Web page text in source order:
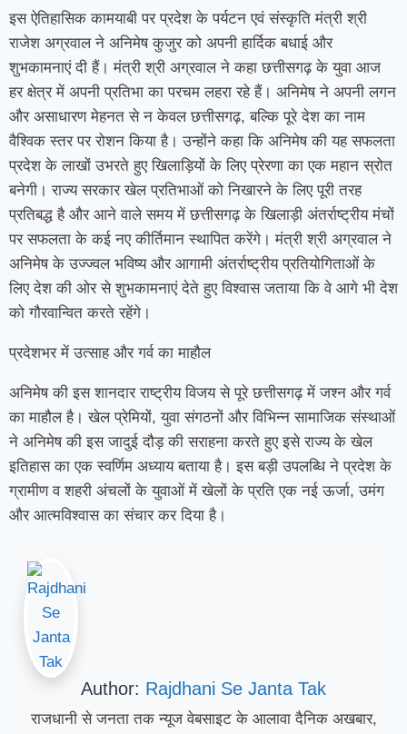
इस ऐतिहासिक कामयाबी पर प्रदेश के पर्यटन एवं संस्कृति मंत्री श्री
राजेश अग्रवाल ने अनिमेष कुजुर को अपनी हार्दिक बधाई और
शुभकामनाएं दी हैं। मंत्री श्री अग्रवाल ने कहा छत्तीसगढ़ के युवा आज
हर क्षेत्र में अपनी प्रतिभा का परचम लहरा रहे हैं। अनिमेष ने अपनी लगन
और असाधारण मेहनत से न केवल छत्तीसगढ़, बल्कि पूरे देश का नाम
वैश्विक स्तर पर रोशन किया है। उन्होंने कहा कि अनिमेष की यह सफलता
प्रदेश के लाखों उभरते हुए खिलाड़ियों के लिए प्रेरणा का एक महान स्रोत
बनेगी। राज्य सरकार खेल प्रतिभाओं को निखारने के लिए पूरी तरह
प्रतिबद्ध है और आने वाले समय में छत्तीसगढ़ के खिलाड़ी अंतर्राष्ट्रीय मंचों
पर सफलता के कई नए कीर्तिमान स्थापित करेंगे। मंत्री श्री अग्रवाल ने
अनिमेष के उज्ज्वल भविष्य और आगामी अंतर्राष्ट्रीय प्रतियोगिताओं के
लिए देश की ओर से शुभकामनाएं देते हुए विश्वास जताया कि वे आगे भी देश
को गौरवान्वित करते रहेंगे।
प्रदेशभर में उत्साह और गर्व का माहौल
अनिमेष की इस शानदार राष्ट्रीय विजय से पूरे छत्तीसगढ़ में जश्न और गर्व
का माहौल है। खेल प्रेमियों, युवा संगठनों और विभिन्न सामाजिक संस्थाओं
ने अनिमेष की इस जादुई दौड़ की सराहना करते हुए इसे राज्य के खेल
इतिहास का एक स्वर्णिम अध्याय बताया है। इस बड़ी उपलब्धि ने प्रदेश के
ग्रामीण व शहरी अंचलों के युवाओं में खेलों के प्रति एक नई ऊर्जा, उमंग
और आत्मविश्वास का संचार कर दिया है।
Author: Rajdhani Se Janta Tak
राजधानी से जनता तक न्यूज वेबसाइट के आलावा दैनिक अखबार,